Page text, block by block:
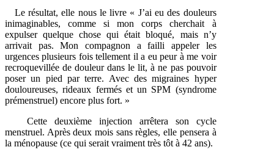
Le résultat, elle nous le livre « J’ai eu des douleurs
inimaginables, comme si mon corps cherchait à
expulser quelque chose qui était bloqué, mais n’y
arrivait pas. Mon compagnon a failli appeler les
urgences plusieurs fois tellement il a eu peur à me voir
recroquevillée de douleur dans le lit, à ne pas pouvoir
poser un pied par terre. Avec des migraines hyper
douloureuses, rideaux fermés et un SPM (syndrome
prémenstruel) encore plus fort. »
Cette deuxième injection arrêtera son cycle
menstruel. Après deux mois sans règles, elle pensera à
la ménopause (ce qui serait vraiment très tôt à 42 ans).